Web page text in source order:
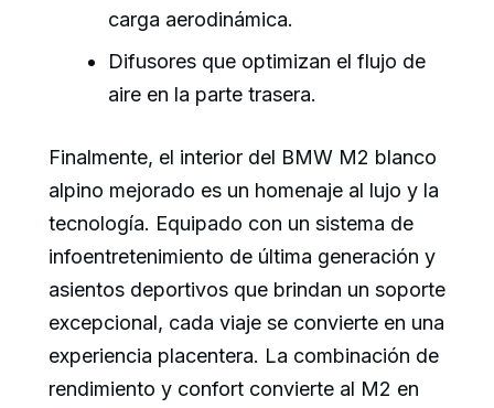
carga aerodinámica.
Difusores que optimizan el flujo de
aire en la parte trasera.
Finalmente, el interior del BMW M2 blanco
alpino mejorado es un homenaje al lujo y la
tecnología. Equipado con un sistema de
infoentretenimiento de última generación y
asientos deportivos que brindan un soporte
excepcional, cada viaje se convierte en una
experiencia placentera. La combinación de
rendimiento y confort convierte al M2 en